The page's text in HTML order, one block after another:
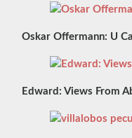
Oskar Offermann: U
Edward: Views From